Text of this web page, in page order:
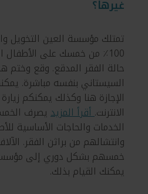
غيرها؟
تمتلك مؤسسة العين التخويل
100٪ من خمسك على الأطفال
حالة الفقر المدقع. وقع وختم
السيستاني بنفسه مباشرة.
الإجازة هنا وكذلك يمكنكم
الانترنت.أقرأ المزيديصرف
الخدمات والحاجات الأساسية
وانتشالهم من براثن الفقر.
خمسهم بشكل دوري إلى
يمكنك القيام بذلك.